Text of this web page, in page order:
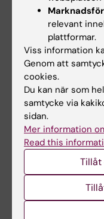
Telefon:
+46852488194
E-post:
relevant
plattformar.
Viss information
Genom att
cookies.
Du kan när som
samtycke via
sidan.
Mer information
Read this
Tillåt